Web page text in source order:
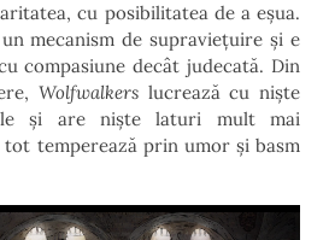
cu posibilitatea de a eșua.
mecanism de supraviețuire și e
compasiune decât judecată. Din
Wolfwalkers lucrează cu niște
și are niște laturi mult mai
temperează prin umor și basm